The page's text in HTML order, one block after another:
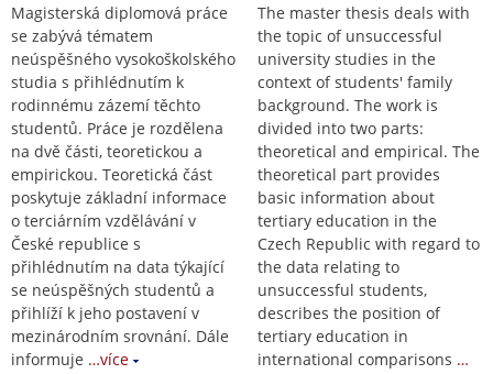
Magisterská diplomová práce
se zabývá tématem
neúspěšného vysokoškolského
studia s přihlédnutím k
rodinnému zázemí těchto
studentů. Práce je rozdělena
na dvě části, teoretickou a
empirickou. Teoretická část
poskytuje základní informace
o terciárním vzdělávání v
České republice s
přihlédnutím na data týkající
se neúspěšných studentů a
přihlíží k jeho postavení v
mezinárodním srovnání. Dále
informuje …více
The master thesis deals with
the topic of unsuccessful
university studies in the
context of students' family
background. The work is
divided into two parts:
theoretical and empirical. The
theoretical part provides
basic information about
tertiary education in the
Czech Republic with regard to
the data relating to
unsuccessful students,
describes the position of
tertiary education in
international comparisons …